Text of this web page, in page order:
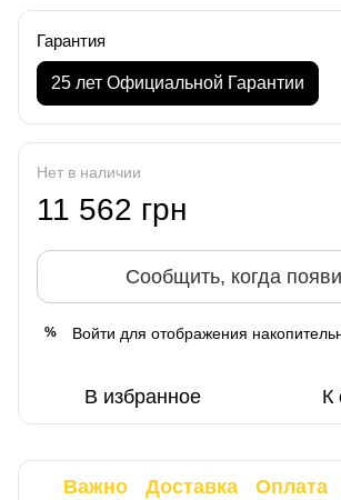
Гарантия
25 лет Официальной Гарантии
Нет в наличии
11 562 грн
Сообщить, когда
% Войти для отображения
В избранное К
Важно Доставка Оплата